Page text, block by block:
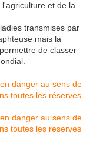
et de la
transmises par
mais la
de classer